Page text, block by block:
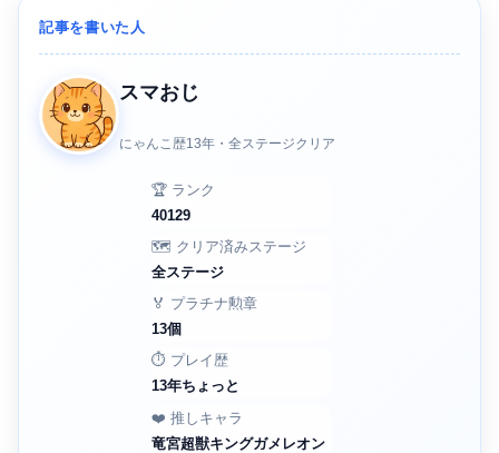
記事を書いた人
スマおじ
にゃんこ歴13年・全ステージクリア
🏆 ランク
40129
🗺️ クリア済みステージ
全ステージ
🏅 プラチナ勲章
13個
⏱️ プレイ歴
13年ちょっと
❤️ 推しキャラ
竜宮超獣キングガメレオン